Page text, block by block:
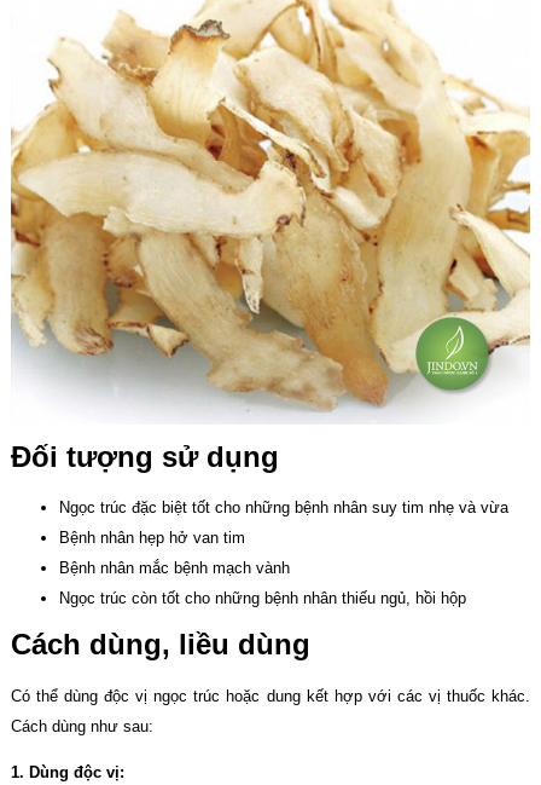
Đối tượng sử dụng
Ngọc trúc đặc biệt tốt cho những bệnh nhân suy tim nhẹ và vừa
Bệnh nhân hẹp hở van tim
Bệnh nhân mắc bệnh mạch vành
Ngọc trúc còn tốt cho những bệnh nhân thiếu ngủ, hồi hộp
Cách dùng, liều dùng
Có thể dùng độc vị ngọc trúc hoặc dung kết hợp với các vị thuốc khác.
Cách dùng như sau:
1. Dùng độc vị: